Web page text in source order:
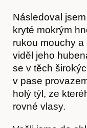
Následoval
kryté mokrým
rukou mouchy
viděl jeho
se v těch
v pase
holý týl, ze
rovné vlasy.